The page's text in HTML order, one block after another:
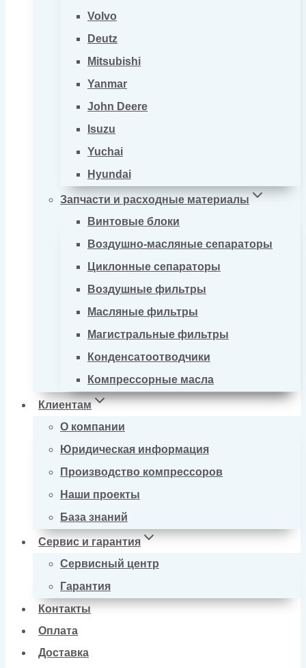
Volvo
Deutz
Mitsubishi
Yanmar
John Deere
Isuzu
Yuchai
Hyundai
Запчасти и расходные материалы
Винтовые блоки
Воздушно-масляные сепараторы
Циклонные сепараторы
Воздушные фильтры
Масляные фильтры
Магистральные фильтры
Конденсатоотводчики
Компрессорные масла
Клиентам
О компании
Юридическая информация
Производство компрессоров
Наши проекты
База знаний
Сервис и гарантия
Сервисный центр
Гарантия
Контакты
Оплата
Доставка